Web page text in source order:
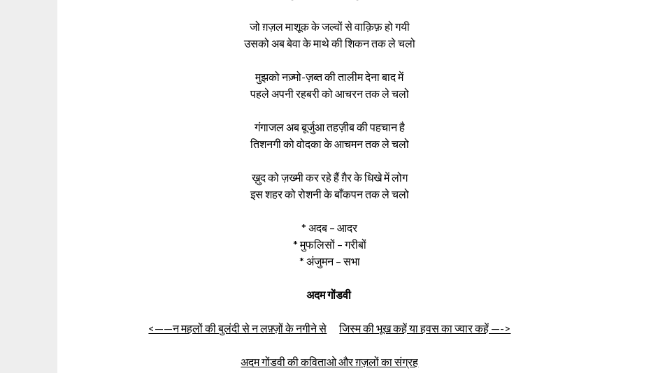
जो ग़ज़ल माशूक के जल्वों से वाक़िफ़ हो गयी
उसको अब बेवा के माथे की शिकन तक ले चलो
मुझको नज़्मो-ज़ब्त की तालीम देना बाद में
पहले अपनी रहबरी को आचरन तक ले चलो
गंगाजल अब बूर्जुआ तहज़ीब की पहचान है
तिशनगी को वोदका के आचमन तक ले चलो
ख़ुद को ज़ख्मी कर रहे हैं ग़ैर के धिखे में लोग
इस शहर को रोशनी के बाँकपन तक ले चलो
* अदब – आदर
* मुफलिसों – गरीबों
* अंजुमन – सभा
अदम गोंडवी
<——न महलों की बुलंदी से न लफ़्ज़ों के नगीने से जिस्म की भूख कहें या हवस का ज्वार कहें —->
अदम गोंडवी की कविताओ और ग़ज़लों का संग्रह